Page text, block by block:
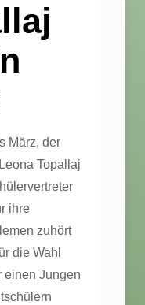
März, der
Topallaj
ihre
zuhört
die Wahl
einen Jungen